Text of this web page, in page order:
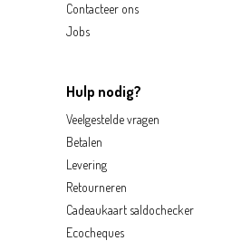
Contacteer ons
Jobs
Hulp nodig?
Veelgestelde vragen
Betalen
Levering
Retourneren
Cadeaukaart saldochecker
Ecocheques